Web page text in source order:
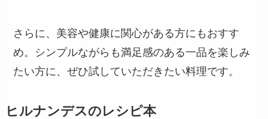
さらに、美容や健康に関心がある方にもおすす
め。シンプルながらも満足感のある一品を楽しみ
たい方に、ぜひ試していただきたい料理です。
ヒルナンデスのレシピ本